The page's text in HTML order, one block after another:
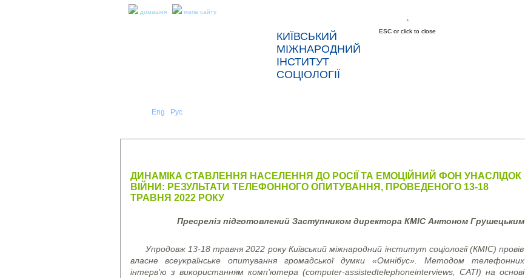
домашня мапа сайту
КИЇВСЬКИЙ
МІЖНАРОДНИЙ
ІНСТИТУТ
СОЦІОЛОГІЇ
Eng Рус
ESC or click to close
ДИНАМІКА СТАВЛЕННЯ НАСЕЛЕННЯ ДО РОСІЇ ТА ЕМОЦІЙНИЙ ФОН УНАСЛІДОК
ВІЙНИ: РЕЗУЛЬТАТИ ТЕЛЕФОННОГО ОПИТУВАННЯ, ПРОВЕДЕНОГО 13-18
ТРАВНЯ 2022 РОКУ
Пресреліз підготовлений Заступником директора КМІС Антоном Грушецьким
Упродовж 13-18 травня 2022 року Київський міжнародний інститут соціології (КМІС) провів
власне всеукраїнське опитування громадської думки «Омнібус». Методом телефонних
інтерв’ю з використанням комп’ютера (computer-assistedtelephoneinterviews, CATI) на основі